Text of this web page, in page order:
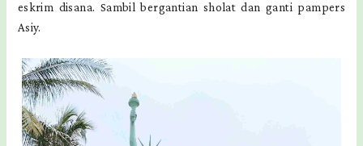
eskrim disana. Sambil bergantian sholat dan ganti pampers
Asiy.